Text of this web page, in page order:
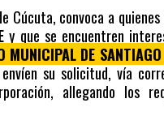
Cúcuta, convoca a
y que se encuentren
MUNICIPAL DE
su solicitud, vía
allegando los